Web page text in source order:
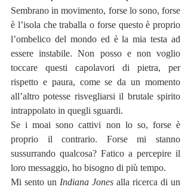
Sembrano in movimento, forse lo sono, forse
è l’isola che traballa o forse questo è proprio
l’ombelico del mondo ed è la mia testa ad
essere instabile. Non posso e non voglio
toccare questi capolavori di pietra, per
rispetto e paura, come se da un momento
all’altro potesse risvegliarsi il brutale spirito
intrappolato in quegli sguardi.
Se i moai sono cattivi non lo so, forse è
proprio il contrario. Forse mi stanno
sussurrando qualcosa? Fatico a percepire il
loro messaggio, ho bisogno di più tempo.
Mi sento un Indiana Jones alla ricerca di un